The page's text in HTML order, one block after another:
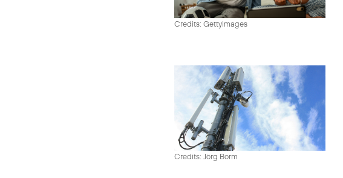
Credits: GettyImages
Credits: Jörg Borm